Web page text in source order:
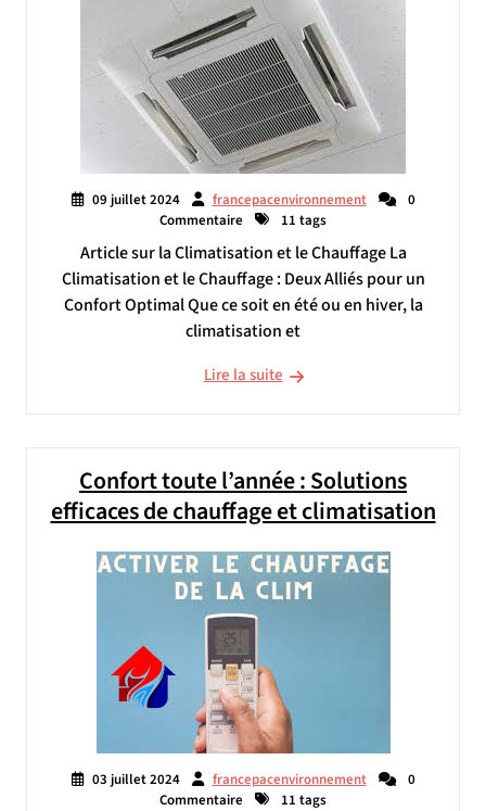
09 juillet 2024 francepacenvironnement
0
Commentaire
11 tags
Article sur la Climatisation et le Chauffage La
Climatisation et le Chauffage : Deux Alliés pour un
Confort Optimal Que ce soit en été ou en hiver, la
climatisation et
Lire la suite
Confort toute l’année : Solutions
efficaces de chauffage et climatisation
03 juillet 2024 francepacenvironnement
0
Commentaire
11 tags